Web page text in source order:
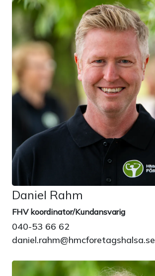
Daniel Rahm
FHV koordinator/Kundansvarig
040-53 66 62
daniel.rahm@hmcforetagshalsa.se